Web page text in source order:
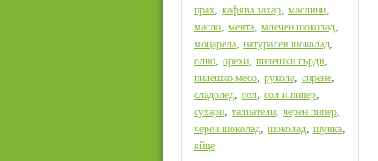
прах, кафява захар, маслини,
масло, мента, млечен шоколад,
моцарела, натурален шоколад,
олио, орехи, пилешки гърди,
пилешко месо, рукола, сирене,
сладолед, сол, сол и пипер,
сухари, талиатели, черен пипер,
черен шоколад, шоколад, шунка,
яйце